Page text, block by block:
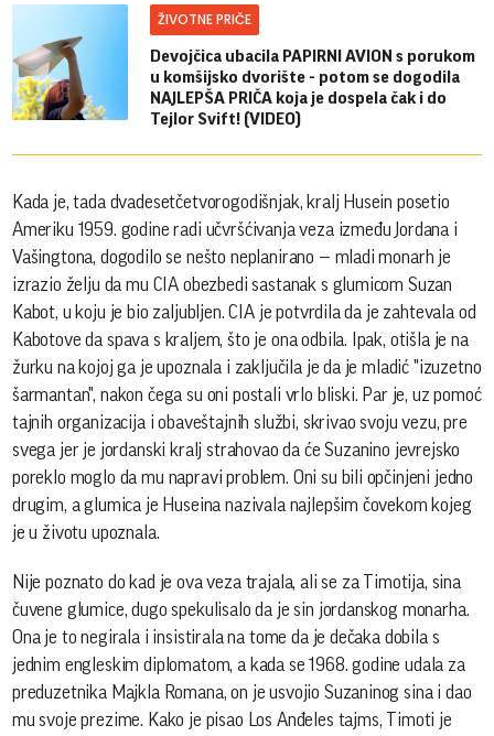
ŽIVOTNE PRIČE
Devojčica ubacila PAPIRNI AVION s porukom
u komšijsko dvorište - potom se dogodila
NAJLEPŠA PRIČA koja je dospela čak i do
Tejlor Svift! (VIDEO)
Kada je, tada dvadesetčetvorogodišnjak, kralj Husein posetio
Ameriku 1959. godine radi učvršćivanja veza između Jordana i
Vašingtona, dogodilo se nešto neplanirano — mladi monarh je
izrazio želju da mu CIA obezbedi sastanak s glumicom Suzan
Kabot, u koju je bio zaljubljen. CIA je potvrdila da je zahtevala od
Kabotove da spava s kraljem, što je ona odbila. Ipak, otišla je na
žurku na kojoj ga je upoznala i zaključila je da je mladić "izuzetno
šarmantan", nakon čega su oni postali vrlo bliski. Par je, uz pomoć
tajnih organizacija i obaveštajnih službi, skrivao svoju vezu, pre
svega jer je jordanski kralj strahovao da će Suzanino jevrejsko
poreklo moglo da mu napravi problem. Oni su bili opčinjeni jedno
drugim, a glumica je Huseina nazivala najlepšim čovekom kojeg
je u životu upoznala.
Nije poznato do kad je ova veza trajala, ali se za Timotija, sina
čuvene glumice, dugo spekulisalo da je sin jordanskog monarha.
Ona je to negirala i insistirala na tome da je dečaka dobila s
jednim engleskim diplomatom, a kada se 1968. godine udala za
preduzetnika Majkla Romana, on je usvojio Suzaninog sina i dao
mu svoje prezime. Kako je pisao Los Anđeles tajms, Timoti je